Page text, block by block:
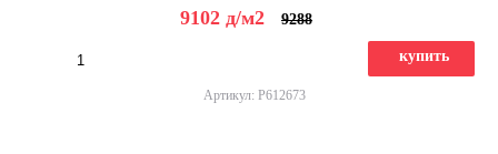
9102 д/м2 9288
купить
Артикул: P612673